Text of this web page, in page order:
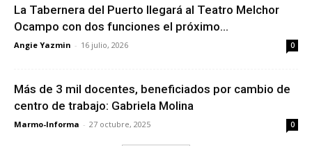
La Tabernera del Puerto llegará al Teatro Melchor
Ocampo con dos funciones el próximo...
Angie Yazmin - 16 julio, 2026 0
Más de 3 mil docentes, beneficiados por cambio de
centro de trabajo: Gabriela Molina
Marmo-Informa - 27 octubre, 2025 0